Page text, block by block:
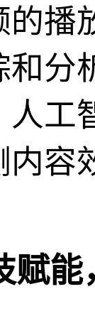
播
分
人工
容
赋